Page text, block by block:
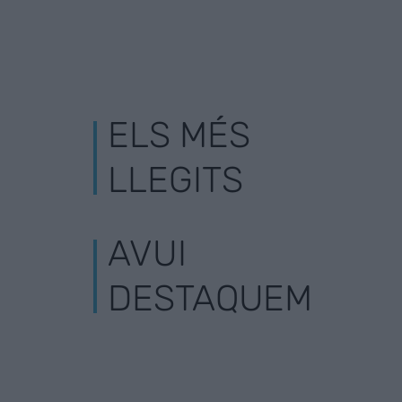
ELS MÉS
LLEGITS
AVUI
DESTAQUEM